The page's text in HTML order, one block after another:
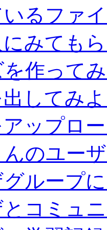
るファ
みても
を作って
してみ
ップロ
のユー
ループ
コミュ